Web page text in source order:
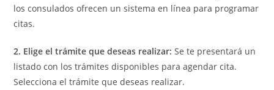
los consulados ofrecen un sistema en línea para programar
citas.
2. Elige el trámite que deseas realizar: Se te presentará un
listado con los trámites disponibles para agendar cita.
Selecciona el trámite que deseas realizar.